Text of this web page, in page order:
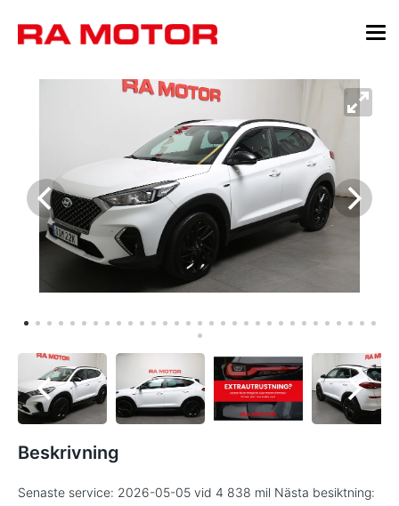
Beskrivning
Senaste service: 2026-05-05 vid 4 838 mil Nästa besiktning: